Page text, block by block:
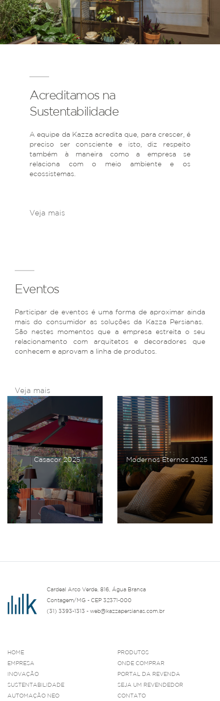
Acreditamos na
Sustentabilidade
A equipe da Kazza acredita que, para crescer, é
preciso ser consciente e isto, diz respeito
também à maneira como a empresa se
relaciona com o meio ambiente e os
ecossistemas.
Veja mais
Eventos
Participar de eventos é uma forma de aproximar ainda
mais do consumidor as soluções da Kazza Persianas.
São nestes momentos que a empresa estreita o seu
relacionamento com arquitetos e decoradores que
conhecem e aprovam a linha de produtos.
Veja mais
Casacor 2025 Modernos Eternos 2025
Cardeal Arco Verde, 816, Água Branca
Contagem/MG - CEP 32371-000
(31) 3393-1313 - web@kazzapersianas.com.br
HOME
EMPRESA
INOVAÇÃO
SUSTENTABILIDADE
AUTOMAÇÃO NEO
PRODUTOS
ONDE COMPRAR
PORTAL DA REVENDA
SEJA UM REVENDEDOR
CONTATO